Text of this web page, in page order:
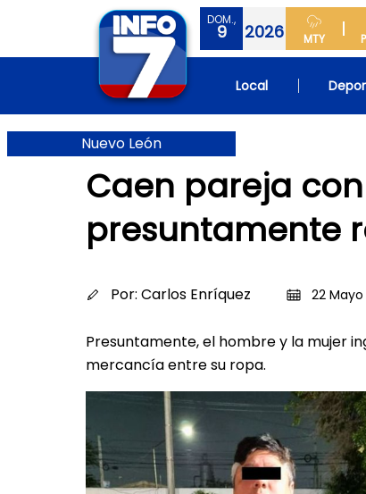
DOM.,
9 2026 MTY
Local
Nuevo León
Caen pareja
presuntamente
Por: Carlos Enríquez 22
Presuntamente, el hombre y la mujer
mercancía entre su ropa.